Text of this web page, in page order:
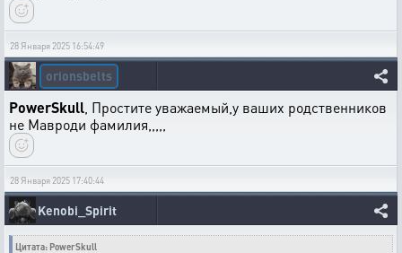
28 Января 2025 16:54:49
orionsbelts
PowerSkull , Простите уважаемый,у ваших родственников
не Мавроди фамилия,,,,,
28 Января 2025 17:40:44
Kenobi_Spirit
Цитата: PowerSkull